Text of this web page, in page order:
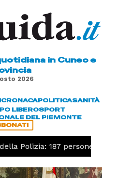
in Cuneo e
2026
CRONACAPOLITICASANITÀ
LIBEROSPORT
DEL PIEMONTE
Polizia: 187 persone